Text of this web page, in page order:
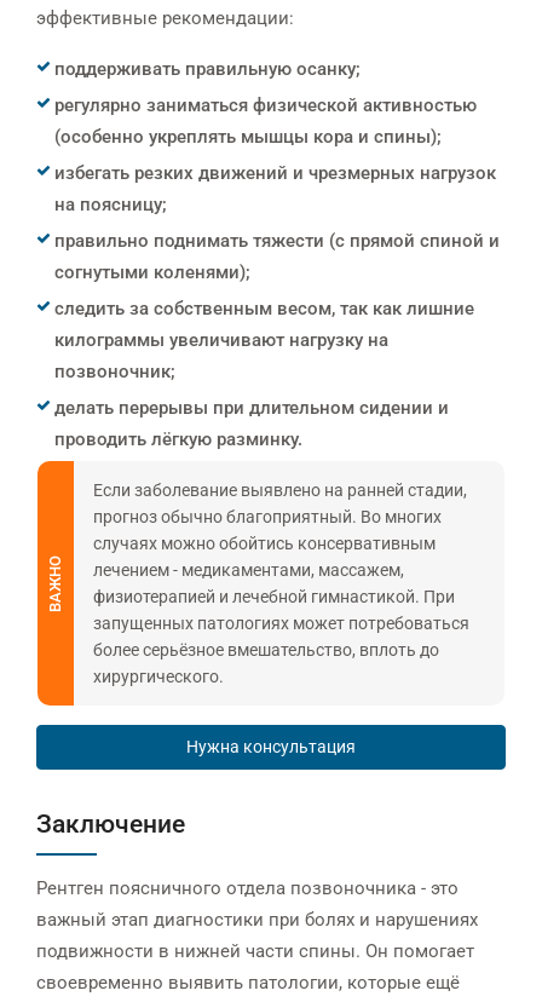
эффективные рекомендации:
поддерживать правильную осанку;
регулярно заниматься физической активностью
(особенно укреплять мышцы кора и спины);
избегать резких движений и чрезмерных нагрузок
на поясницу;
правильно поднимать тяжести (с прямой спиной и
согнутыми коленями);
следить за собственным весом, так как лишние
килограммы увеличивают нагрузку на
позвоночник;
делать перерывы при длительном сидении и
проводить лёгкую разминку.
ВАЖНО
Если заболевание выявлено на ранней стадии,
прогноз обычно благоприятный. Во многих
случаях можно обойтись консервативным
лечением - медикаментами, массажем,
физиотерапией и лечебной гимнастикой. При
запущенных патологиях может потребоваться
более серьёзное вмешательство, вплоть до
хирургического.
Нужна консультация
Заключение
Рентген поясничного отдела позвоночника - это
важный этап диагностики при болях и нарушениях
подвижности в нижней части спины. Он помогает
своевременно выявить патологии, которые ещё